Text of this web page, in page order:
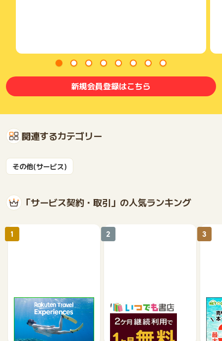
特に市場連動型プランの場合、容量拠出金によって電気代が大
きく上昇することがあります。
※託送料金
送配電網の利用料金として一般送配電事業者が経済産業大臣の
多くの電気料金プランでは、託送料金が変更される場合に単価
新規会員登録はこちら
関連するカテゴリー
その他(サービス)
「サービス契約・取引」の人気ランキング
楽天トラベル観光体験
2.5%
1
いつでも書店
990
2
【
買取
3